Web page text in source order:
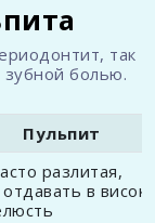
так
зубной болью.
Пульпит
разлитая,
в висок,